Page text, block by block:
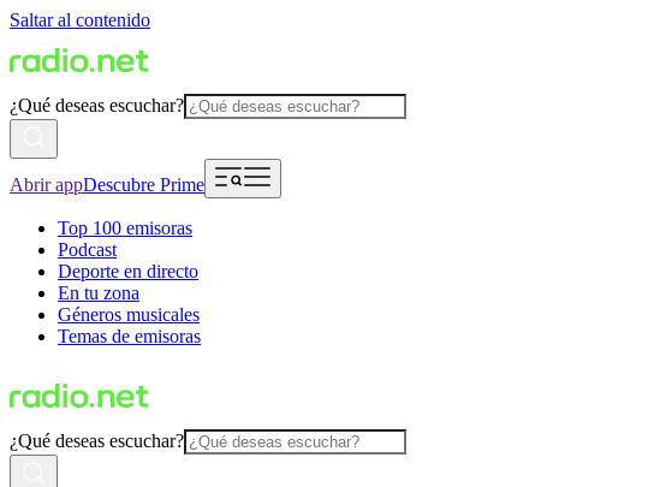
Saltar al contenido
¿Qué deseas escuchar?
Abrir appDescubre Prime
Top 100 emisoras
Podcast
Deporte en directo
En tu zona
Géneros musicales
Temas de emisoras
¿Qué deseas escuchar?